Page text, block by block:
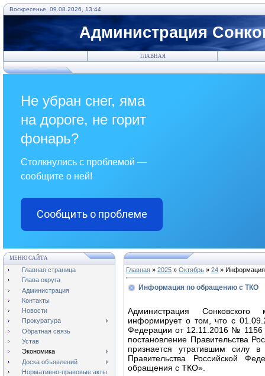
Воскресенье, 09.08.2026, 13:44
Администрация
ГЛАВНАЯ
Не убран снег, яма
на дороге, не горит
фонарь?
Столкнулись с проблемой —
сообщите о ней!
Сообщить о проблеме
МЕНЮ САЙТА
Главная страница
Глава округа
Администрация
Контакты
Новости
Прокуратура
Обратная связь
Устав
Экономика
Доска объявлений
Нормативно-правовые акты
Главная » 2025 » Октябрь » 24 »
Информация по обращению с ТКО
Администрация Сонковского
информирует о том, что с
Федерации от 12.11.2016 №
постановление Правительства
признается утратившим силу
Правительства Российской
обращения с ТКО».